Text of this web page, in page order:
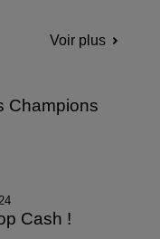
Voir plus
Champions
Cash !